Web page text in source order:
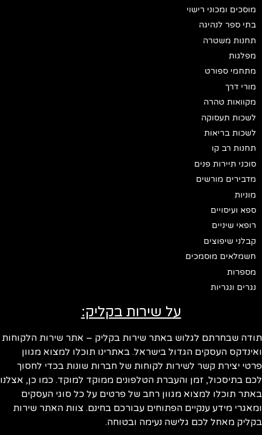
מוסכים ומכוני רישוי
בתי ספר לנהיגה
תחנות משטרה
מפלגות
מתחמי ספורט
מורי דרך
מקוואות טהרה
לשכות תעסוקה
לשכות בריאות
תחנות רב קו
סוכני תיירות פנים
מדבירים מורשים
מוניות
ספא ועיסויים
רופאי שיניים
קבלני שיפוצים
חשמלאים מוסמכים
מספרות
נגרים ונגריות
על שירות בקליק:
תודה שבחרתם לגלוש באתר שירות בקליק – אתר שירות הלקוחות
ואינדקס העסקים הגדול בישראל. באתרינו תוכלו למצוא מגוון
פרטי יצירת קשר לשירות לקוחות של חברות שונות בכדי לחסוך
לכם בתיסכול, זמן והעברת הטלפונים ממוקד למוקד. כמו כן, אצלנו
באתר תוכלו למצוא מגוון רחב של פרטים על כל סוגי העסקים
ומאגרי מידע ענקיים הפתוחים עבורכם בחינם. צוות האתר שירות
בקליק מאחל לכם גלישה נעימה ובטוחה.